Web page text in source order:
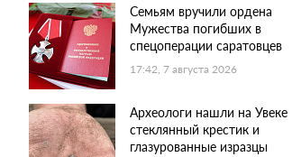
Семьям вручили ордена
Мужества погибших в
спецоперации саратовцев
17:42, 7 августа 2026
Археологи нашли на Увеке
стеклянный крестик и
глазурованные изразцы